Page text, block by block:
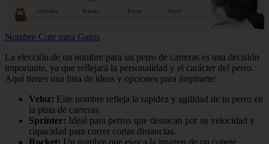
Nombre Cute para Gatos
La elección de un nombre para un perro de carreras es una decisión
importante, ya que reflejará la personalidad y el carácter del perro.
Aquí tienes una lista de ideas y opciones para inspirarte:
Veloz: Este nombre refleja la rapidez y agilidad de tu perro en
la pista de carreras.
Sprinter: Ideal para perros que destacan por su velocidad y
capacidad para correr cortas distancias.
Rocket: Un nombre que evoca la imagen de un cohete,